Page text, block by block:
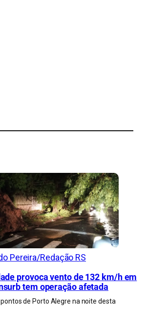
Pereira/Redação RS
provoca vento de 132 km/h em
tem operação afetada
de Porto Alegre na noite desta